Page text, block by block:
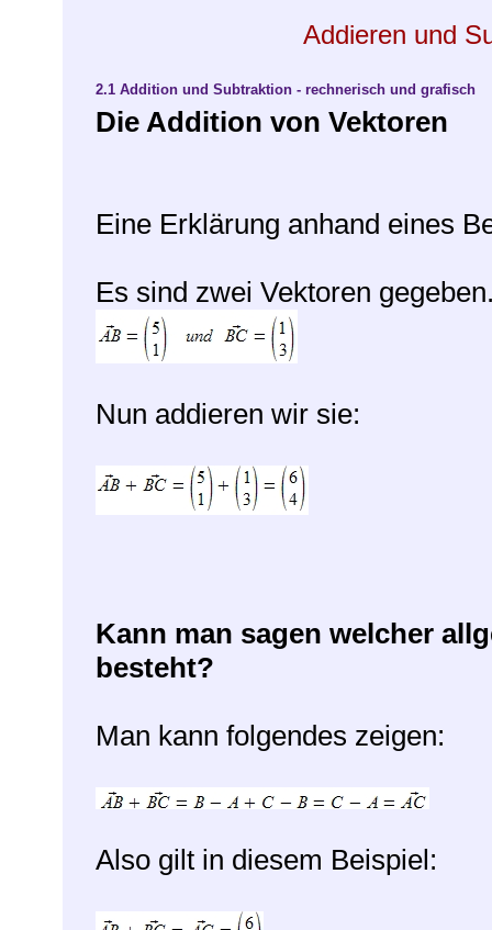
Addieren und
2.1 Addition und Subtraktion - rechnerisch und grafisch
Die Addition von Vektoren
Eine Erklärung anhand eines
Es sind zwei Vektoren
Nun addieren wir sie:
Kann man sagen welcher
besteht?
Man kann folgendes zeigen:
Also gilt in diesem Beispiel: